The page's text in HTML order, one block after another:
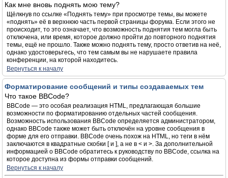
Как мне вновь поднять мою тему?
Щёлкнув по ссылке «Поднять тему» при просмотре темы, вы можете
«поднять» её в верхнюю часть первой страницы форума. Если этого не
происходит, то это означает, что возможность поднятия тем могла быть
отключена, или время, которое должно пройти до повторного поднятия
темы, ещё не прошло. Также можно поднять тему, просто ответив на неё,
однако удостоверьтесь, что тем самым вы не нарушаете правила
конференции, на которой находитесь.
Вернуться к началу
Форматирование сообщений и типы создаваемых тем
Что такое BBCode?
BBCode — это особая реализация HTML, предлагающая большие
возможности по форматированию отдельных частей сообщения.
Возможность использования BBCode определяется администратором,
однако BBCode также может быть отключён на уровне сообщения в
форме для его отправки. BBCode очень похож на HTML, но теги в нём
заключаются в квадратные скобки [ и ], а не в < и >. За дополнительной
информацией о BBCode обратитесь к руководству по BBCode, ссылка на
которое доступна из формы отправки сообщений.
Вернуться к началу